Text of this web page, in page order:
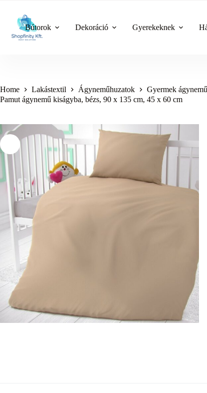
content
Bútorok Dekoráció Gyerekeknek
Home Lakástextil Ágyneműhuzatok
Gyermek
Pamut ágynemű kiságyba, bézs, 90 x 135 cm, 45 x 60 cm